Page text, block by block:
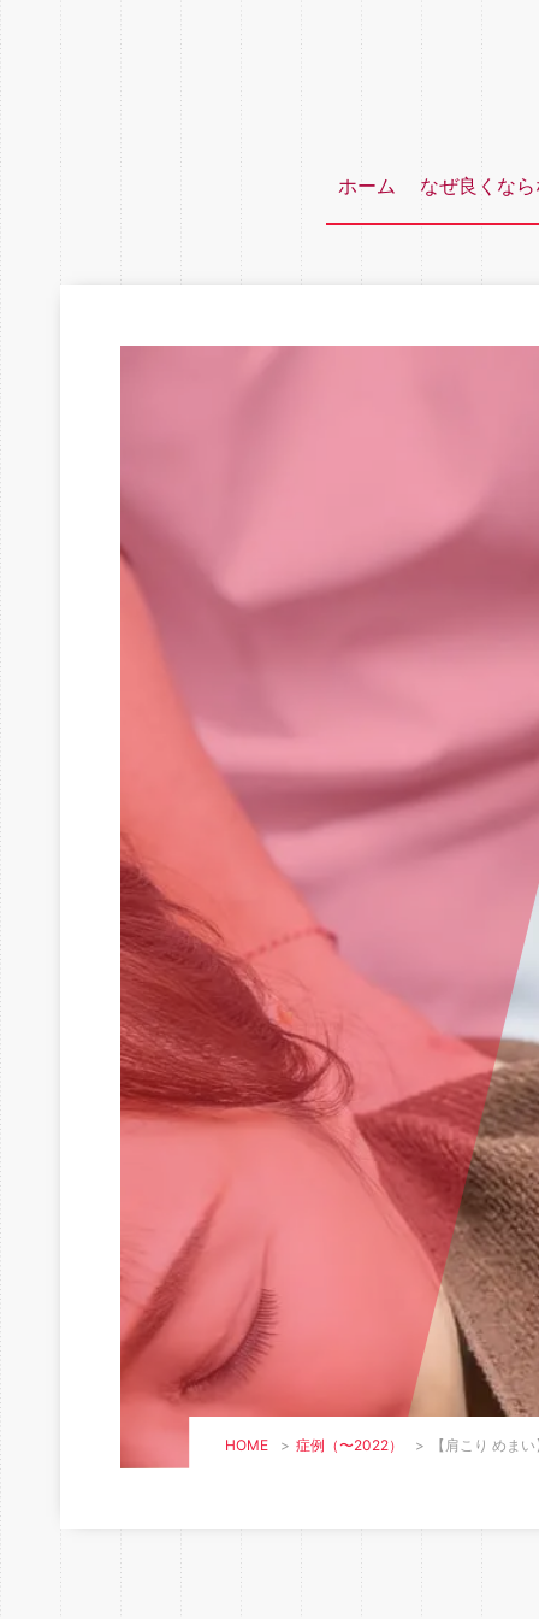
ホーム なぜ良くな
HOME > 症例（〜2022） > 【肩こり めま